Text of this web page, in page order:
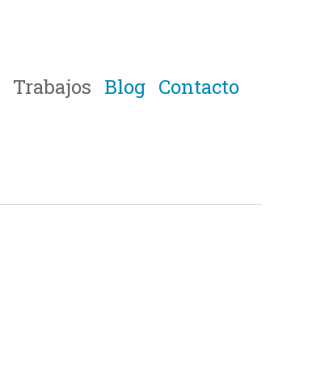
Trabajos Blog Contacto